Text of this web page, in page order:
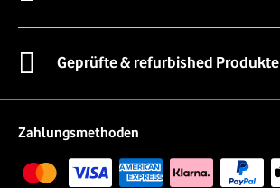
Geprüfte & refurbished Produkte
Zahlungsmethoden